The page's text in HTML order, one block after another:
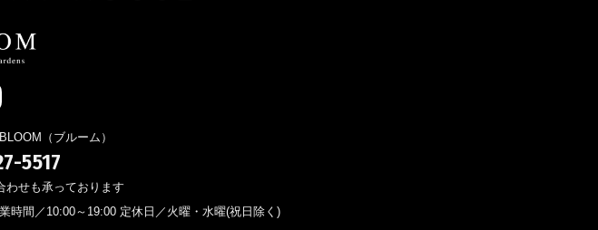
（ブルーム）
5517
わせも承っております
時間／10:00～19:00 定休日／火曜・水曜(祝日除く)